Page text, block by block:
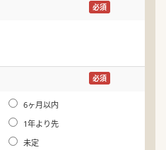
必須
必須
6ヶ月以内
1年より先
未定